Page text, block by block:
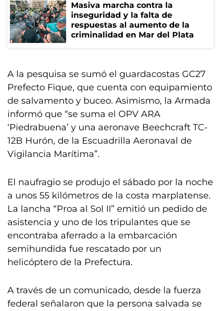
Masiva marcha contra la
inseguridad y la falta de
respuestas al aumento de la
criminalidad en Mar del Plata
A la pesquisa se sumó el guardacostas GC27
Prefecto Fique, que cuenta con equipamiento
de salvamento y buceo. Asimismo, la Armada
informó que “se suma el OPV ARA
‘Piedrabuena’ y una aeronave Beechcraft TC-
12B Hurón, de la Escuadrilla Aeronaval de
Vigilancia Marítima”.
El naufragio se produjo el sábado por la noche
a unos 55 kilómetros de la costa marplatense.
La lancha “Proa al Sol II” emitió un pedido de
asistencia y uno de los tripulantes que se
encontraba aferrado a la embarcación
semihundida fue rescatado por un
helicóptero de la Prefectura.
A través de un comunicado, desde la fuerza
federal señalaron que la persona salvada se